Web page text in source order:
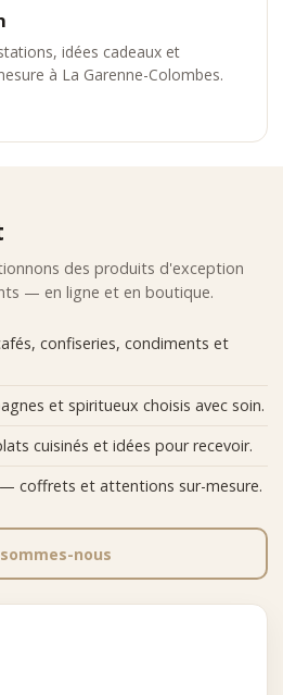
idées cadeaux et
à La Garenne-Colombes.
des produits d'exception
— en ligne et en boutique.
confiseries, condiments et
et spiritueux choisis avec soin.
cuisinés et idées pour recevoir.
— coffrets et attentions sur-mesure.
nous